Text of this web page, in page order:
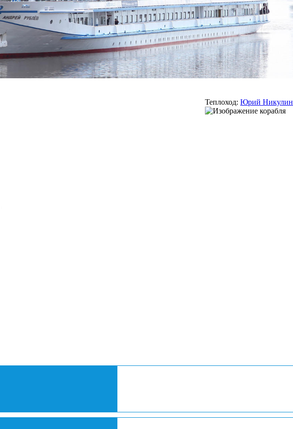
Теплоход:Юрий Никулин